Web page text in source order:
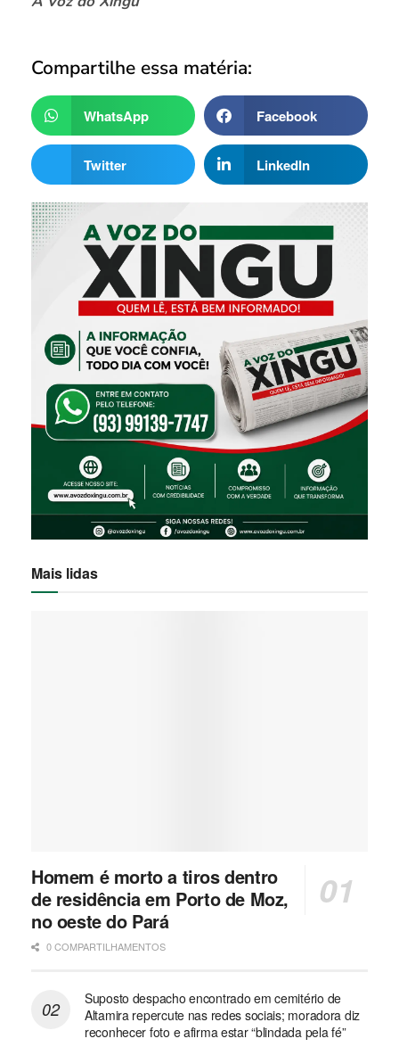
Compartilhe essa matéria:
WhatsApp Facebook
Twitter LinkedIn
Mais lidas
Homem é morto a tiros dentro
de residência em Porto de Moz,
no oeste do Pará
0 COMPARTILHAMENTOS
Suposto despacho encontrado em cemitério de
Altamira repercute nas redes sociais; moradora diz
reconhecer foto e afirma estar “blindada pela fé”